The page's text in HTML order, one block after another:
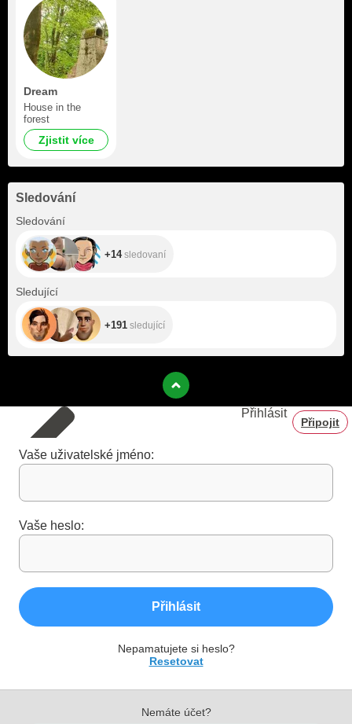
Dream
House in the
forest
Zjistit více
Sledování
Sledování
+14sledovaní
Sledující
+191 sledující
Přihlásit
Připojit
Vaše uživatelské jméno:
Vaše heslo:
Přihlásit
Nepamatujete si heslo?
Resetovat
Nemáte účet?